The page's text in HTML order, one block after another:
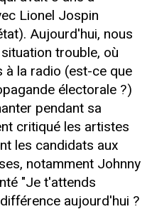
Lionel Jospin
Aujourd'hui, nous
trouble, où
à la radio (est-ce que
électorale ?)
pendant sa
critiqué les artistes
les candidats aux
notamment Johnny
"Je t'attends
aujourd'hui ?